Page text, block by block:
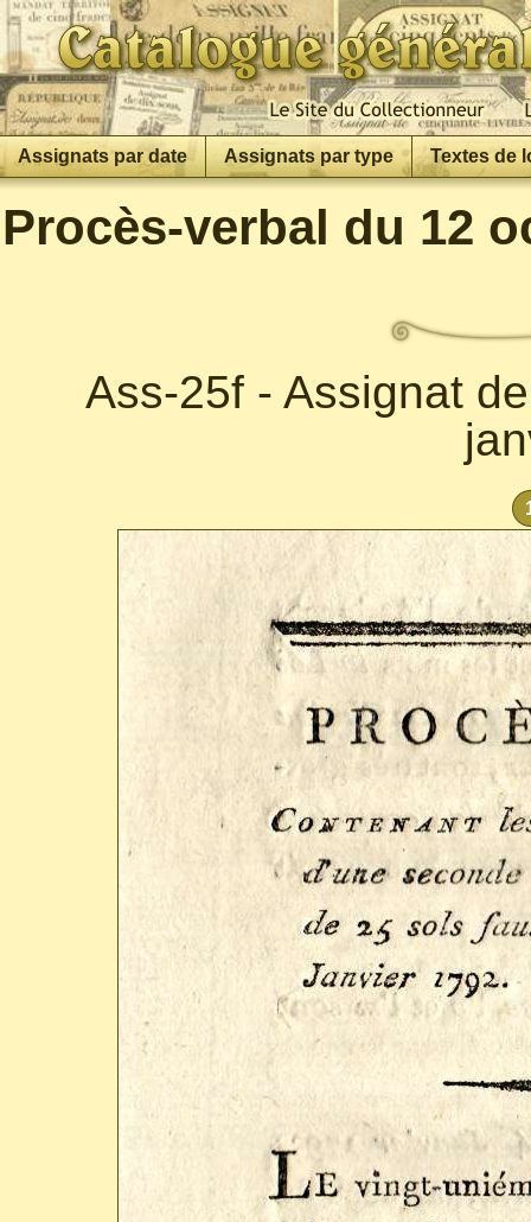
Assignats par date Assignats par type Textes de
Procès-verbal du 12
Ass-25f - Assignat